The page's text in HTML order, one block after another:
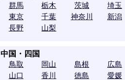
群馬 栃木 茨城
埼玉
東京
千葉 神奈川
新潟
長野
山梨
中国・四国
鳥取 岡山 島根
広島
山口
香川 徳島
愛媛